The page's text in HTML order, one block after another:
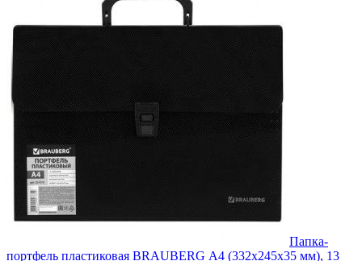
Папка-
портфель пластиковая BRAUBERG А4 (332х245х35 мм), 13